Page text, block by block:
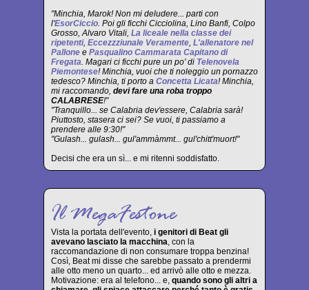
"Minchia, Marok! Non mi deludere... parti con
l'EsorCiccio. Poi gli ficchi Cicciolina, Lino Banfi, Colpo
Grosso, Alvaro Vitali, La liceale nella classe dei
ripetenti, Eccezzziunale Veramente, L'allenatore nel
Pallone e Pasqualino Cammarata Capitano di
Fregata. Magari ci ficchi pure un po' di Telenovela
Piemontese! Minchia, vuoi che ti noleggio un pornazzo
tedesco? Minchia, ti porto a Concetta Licata! Minchia,
mi raccomando, devi fare una roba troppo
CALABRESE!"
"Tranquillo... se Calabria dev'essere, Calabria sarà!
Piuttosto, stasera ci sei? Se vuoi, ti passiamo a
prendere alle 9:30!"
"Gulash... gulash... gul'ammàmmt... gul'chitt'muort!"
Decisi che era un sì... e mi ritenni soddisfatto.
Vista la portata dell'evento, i genitori di Beat gli
avevano lasciato la macchina, con la
raccomandazione di non consumare troppa benzina!
Così, Beat mi disse che sarebbe passato a prendermi
alle otto meno un quarto... ed arrivò alle otto e mezza.
Motivazione: era al telefono... e, quando sono gli altri a